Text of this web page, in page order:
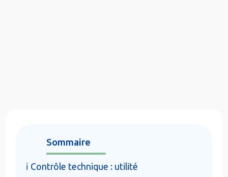
Sommaire
ℹ️ Contrôle technique : utilité